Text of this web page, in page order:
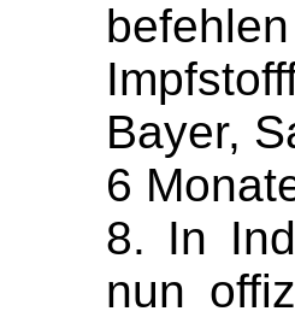
Bayer,
6
8. In
nun